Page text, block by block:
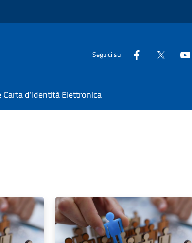
Seguici su
Carta d'Identità Elettronica